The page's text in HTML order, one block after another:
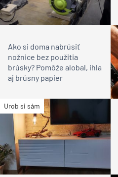
Ako si doma nabrúsiť
nožnice bez použitia
brúsky? Pomôže alobal, ihla
aj brúsny papier
Urob si sám